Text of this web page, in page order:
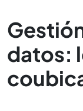
datos: